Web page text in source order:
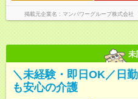
掲載元企業名 マンパワーグループ株式会
未
＼未経験・即日OK／日
も安心の介護